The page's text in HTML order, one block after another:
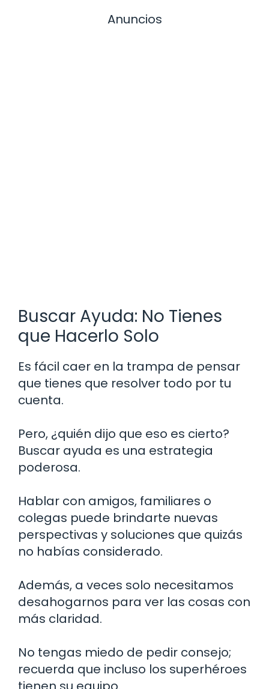
Anuncios
Buscar Ayuda: No Tienes
que Hacerlo Solo
Es fácil caer en la trampa de pensar
que tienes que resolver todo por tu
cuenta.
Pero, ¿quién dijo que eso es cierto?
Buscar ayuda es una estrategia
poderosa.
Hablar con amigos, familiares o
colegas puede brindarte nuevas
perspectivas y soluciones que quizás
no habías considerado.
Además, a veces solo necesitamos
desahogarnos para ver las cosas con
más claridad.
No tengas miedo de pedir consejo;
recuerda que incluso los superhéroes